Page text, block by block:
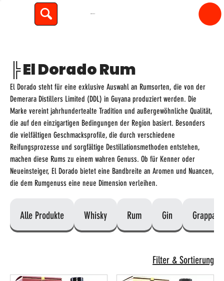
spiritfly
╠ El Dorado Rum
El Dorado steht für eine exklusive Auswahl an Rumsorten, die von der
Demerara Distillers Limited (DDL) in Guyana produziert werden. Die
Marke vereint jahrhundertealte Tradition und außergewöhnliche Qualität,
die auf den einzigartigen Bedingungen der Region basiert. Besonders
die vielfältigen Geschmacksprofile, die durch verschiedene
Reifungsprozesse und sorgfältige Destillationsmethoden entstehen,
machen diese Rums zu einem wahren Genuss. Ob für Kenner oder
Neueinsteiger, El Dorado bietet eine Bandbreite an Aromen und Nuancen,
die dem Rumgenuss eine neue Dimension verleihen.
Alle Produkte Whisky Rum Gin Grappa
Filter & Sortierung